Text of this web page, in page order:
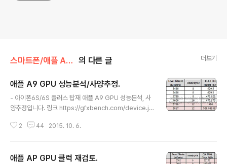
스마트폰/애플 APPLE 의 다른 글 더보기
애플 A9 GPU 성능분석/사양추정.
- 아이폰6S/6S 플러스 탑재 애플 A9 GPU 성능분석, 사
양추정입니다. 링크 https://gfxbench.com/device.js
pple+iPhone+6S&testgroup=overall http://ww
tal 결과 분리해서 확인. 애플이 스스로 A9 다이를 공개했
2 44 2015. 10. 6.
애플 AP GPU 클럭 재검토.